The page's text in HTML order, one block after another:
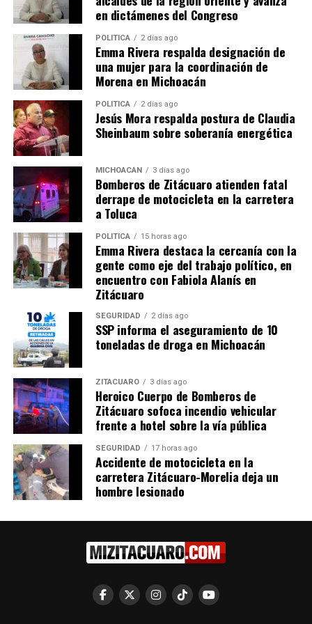
temporada de lluvias. Asimismo, destacó la
contaminación por PET en los cauces de los ríos San
Juan y San Isidro, lo cual afecta tanto a los inmuebles
cercanos como a la fauna regional.
Para la ejecución de las tareas, la institución proveerá
insumos a los voluntarios registrados previamente,
mientras que se solicitó a las personas que se sumen de
forma independiente acudir con guantes, bolsas y
herramientas propias. Se confirmó la participación de
camiones recolectores en los puntos estratégicos y se
espera la asistencia de integrantes de diversas
instituciones educativas, así como de la comunidad
estudiantil del Colegio Panamericano, que moviliza a
cerca de 800 personas diariamente.
Finalmente, los organizadores adelantaron que esta
jornada es el inicio de una serie de proyectos regionales
que incluirán, en el mes de agosto, campañas de
esterilización canina masiva y programas de
reforestación en zonas específicas de Zitácuaro.
en dictámenes del Congreso
POLÍTICA 2 días ago
Emma Rivera respalda designación de
una mujer para la coordinación de
Morena en Michoacán
POLÍTICA 2 días ago
Jesús Mora respalda postura de Claudia
Sheinbaum sobre soberanía energética
MICHOACÁN 3 días ago
Bomberos de Zitácuaro atienden fatal
derrape de motocicleta en la carretera
a Toluca
POLÍTICA 15 horas ago
Emma Rivera destaca la cercanía con la
gente como eje del trabajo político, en
encuentro con Fabiola Alanís en
Zitácuaro
SEGURIDAD 2 días ago
SSP informa el aseguramiento de 10
toneladas de droga en Michoacán
ZITÁCUARO 3 días ago
Heroico Cuerpo de Bomberos de
Zitácuaro sofoca incendio vehicular
frente a hotel sobre la vía pública
SEGURIDAD 17 horas ago
Accidente de motocicleta en la
carretera Zitácuaro-Morelia deja un
hombre lesionado